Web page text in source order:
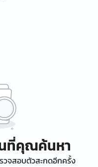
ที่คุณค้นหา
วจสอบตัวสะกดอีกครั้ง